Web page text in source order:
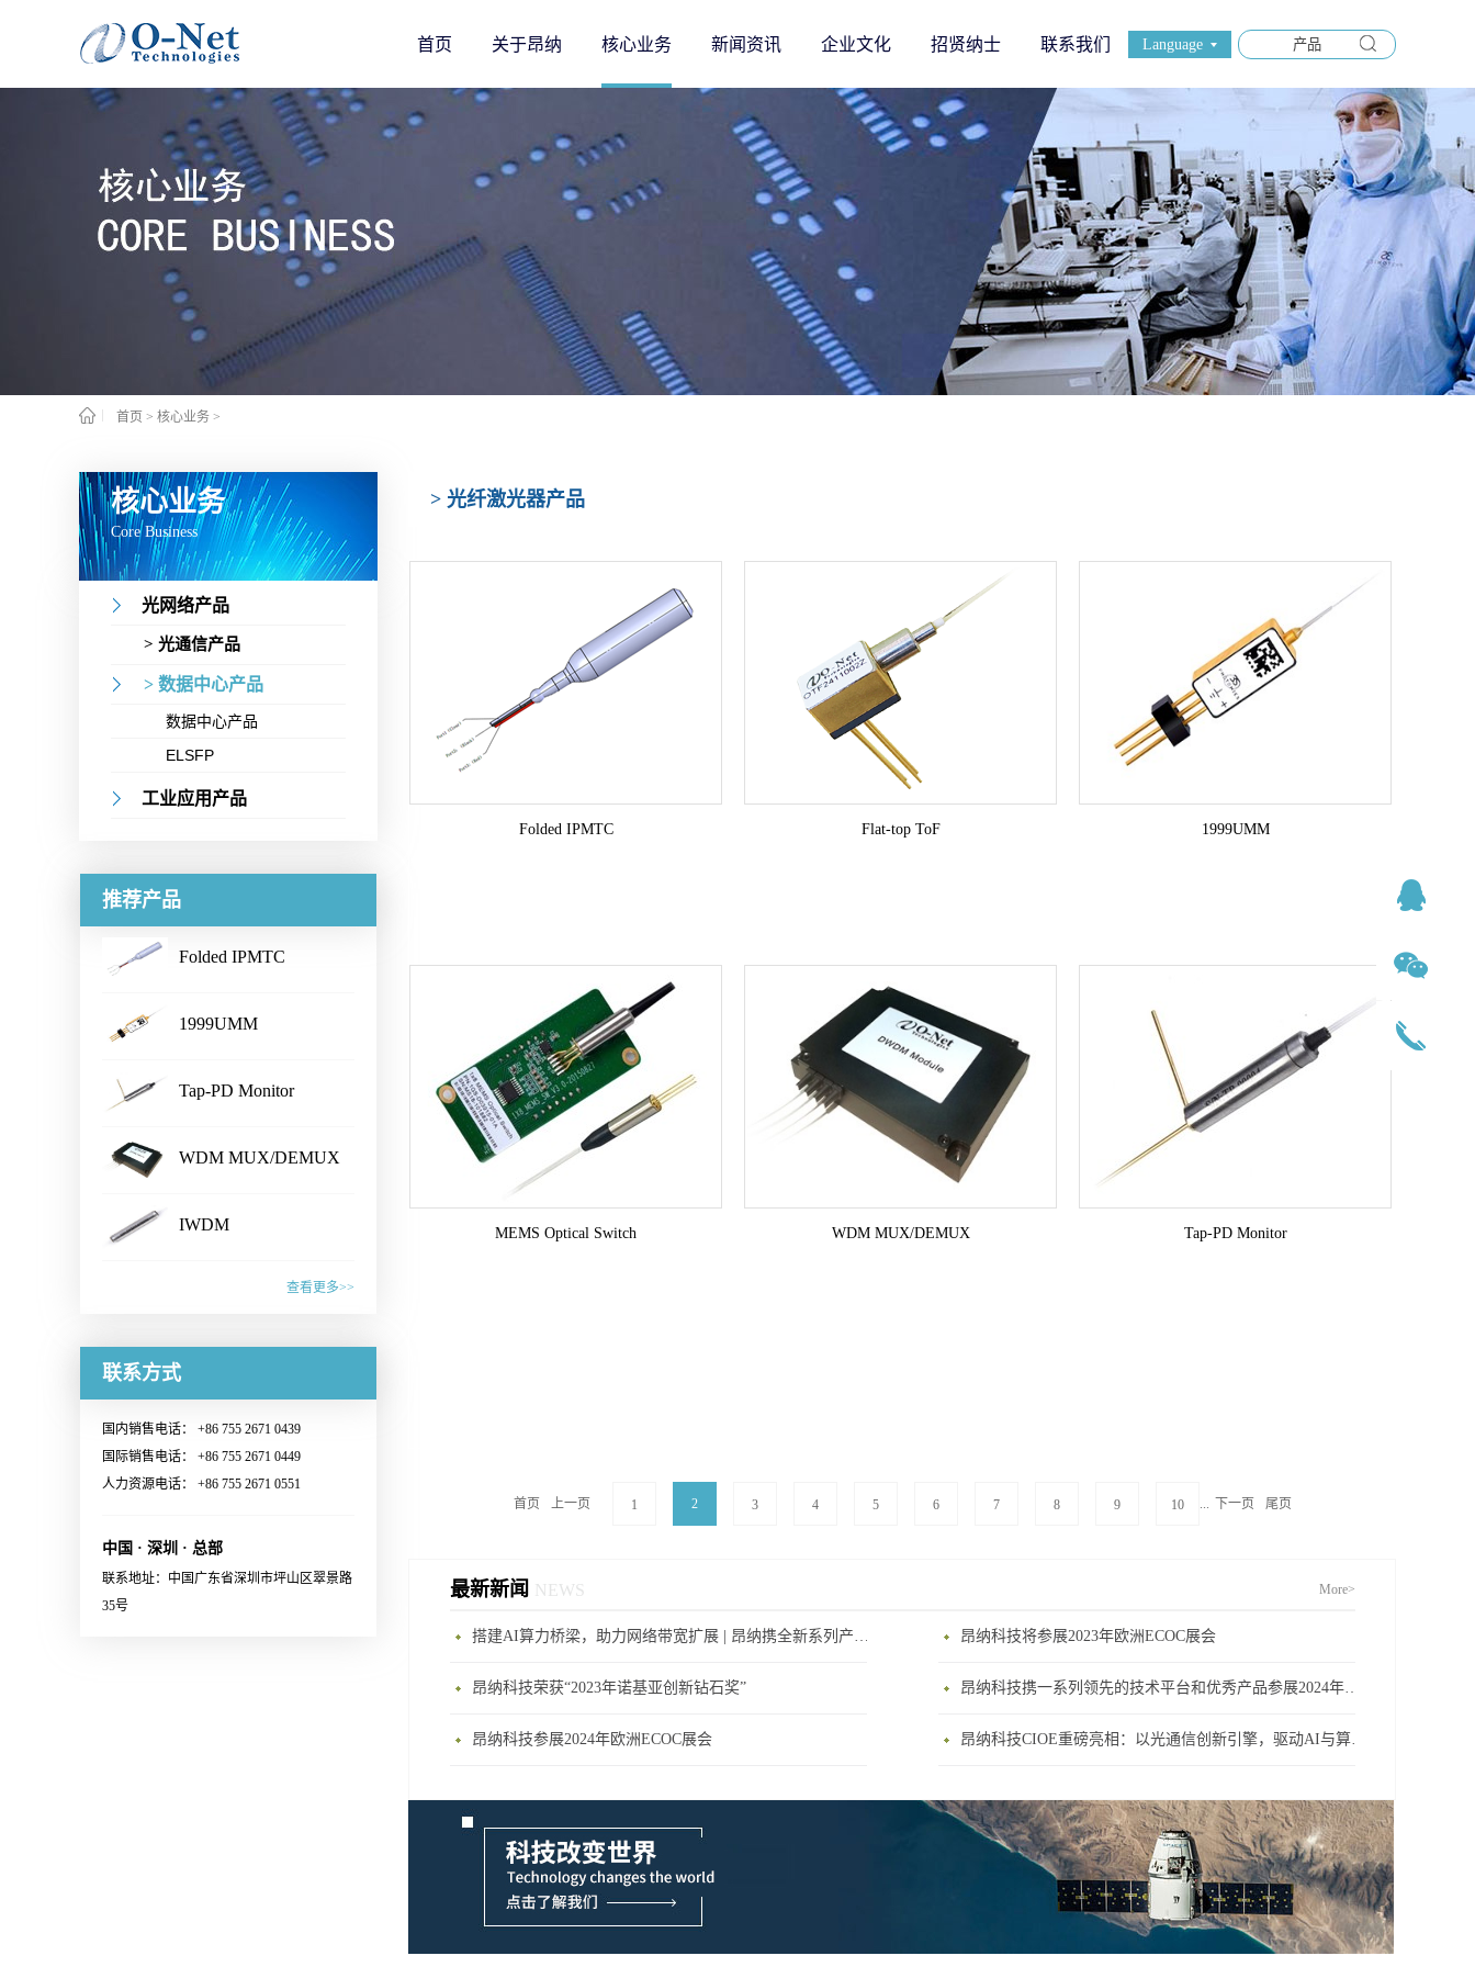
Language
首页 关于昂纳 核心业务 新闻资讯 企业文化 招贤纳士 联系我们
首页 > 核心业务 >
核心业务
Core Business
光网络产品
> 光通信产品
> 数据中心产品
数据中心产品
ELSFP
工业应用产品
推荐产品
Folded IPMTC
性· Small size：Φ2.3 x
output and input on the same
Sales@o-netcom.com
1999UMM
Ultra compact package footprint
to 250mW operating power•
息：Sales@o-netcom.com
Tap-PD Monitor
特性· Low insertion loss·
Integrated devices, compact size
compliant应用范围· WDM
channel monitoring· Gain
monitoring for amplifiers· Optical
network switch/protection·
Monitoring联系销售，获取更
WDM MUX/DEMUX
compliant· RoHS compliant·
· DWDM system· Long-haul and
Metro networks· 5G front-haul联
系销售，获取更多信息：
IWDM
Isolator+980/1550 WDM）产品
isolation· Suitable for high power
and high temperature application ·
Small package size· High
销售，获取更多信息：
Sales@o-netcom.com
查看更多>>
联系方式
国内销售电话： +86 755 2671 0439
国际销售电话： +86 755 2671 0449
人力资源电话： +86 755 2671 0551
中国 · 深圳 · 总部
联系地址：中国广东省深圳市坪山区翠景路
35号
> 光纤激光器产品
Folded IPMTC Flat-top ToF 1999UMM
MEMS Optical Switch WDM MUX/DEMUX Tap-PD Monitor
首页 上一页 1 2 3 4 5 6 7 8 9 10 ... 下一页 尾页
最新新闻 NEWS More>
搭建AI算力桥梁，助力网络带宽扩展 | 昂纳携全新系列产品亮相CIOE2023 昂纳科技将参展2023年欧洲ECOC展会
昂纳科技荣获“2023年诺基亚创新钻石奖” 昂纳科技携一系列领先的技术平台和优秀产品参展2024年CIOE展会
昂纳科技参展2024年欧洲ECOC展会 昂纳科技CIOE重磅亮相：以光通信创新引擎，驱动AI与算力互联新时代